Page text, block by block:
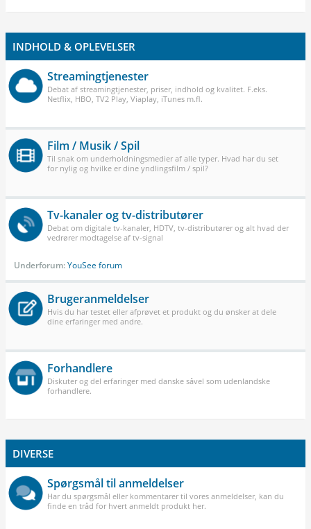
INDHOLD & OPLEVELSER
Streamingtjenester
Debat af streamingtjenester, priser, indhold og kvalitet. F.eks.
Netflix, HBO, TV2 Play, Viaplay, iTunes m.fl.
Film / Musik / Spil
Til snak om underholdningsmedier af alle typer. Hvad har du set
for nylig og hvilke er dine yndlingsfilm / spil?
Tv-kanaler og tv-distributører
Debat om digitale tv-kanaler, HDTV, tv-distributører og alt hvad der
vedrører modtagelse af tv-signal
Underforum:YouSee forum
Brugeranmeldelser
Hvis du har testet eller afprøvet et produkt og du ønsker at dele
dine erfaringer med andre.
Forhandlere
Diskuter og del erfaringer med danske såvel som udenlandske
forhandlere.
DIVERSE
Spørgsmål til anmeldelser
Har du spørgsmål eller kommentarer til vores anmeldelser, kan du
finde en tråd for hvert anmeldt produkt her.